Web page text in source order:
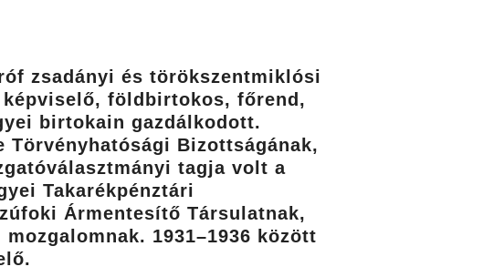
zsadányi és törökszentmiklósi
képviselő, földbirtokos, főrend,
birtokain gazdálkodott.
Bizottságának,
tagja volt a
Takarékpénztári
Ármentesítő Társulatnak,
1931–1936 között